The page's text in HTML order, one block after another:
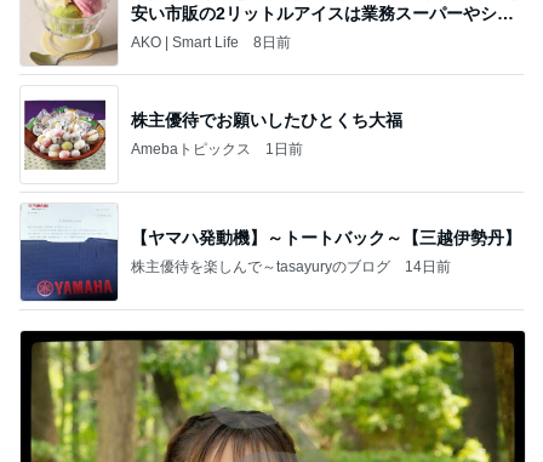
安い市販の2リットルアイスは業務スーパーやシャ
トレ
AKO | Smart Life 8日前
株主優待でお願いしたひとくち大福
Amebaトピックス 1日前
【ヤマハ発動機】～トートバック～【三越伊勢丹】
株主優待を楽しんで～tasayuryのブログ 14日前